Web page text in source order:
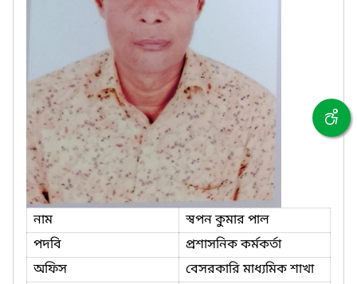
নাম
স্বপন কুমার পাল
পদবি
প্রশাসনিক কর্মকর্তা
অফিস
বেসরকারি মাধ্যমিক শাখা